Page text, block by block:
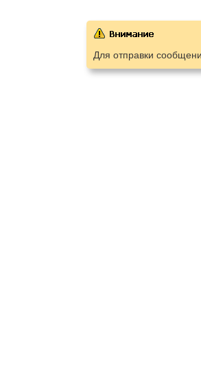
Для отправки